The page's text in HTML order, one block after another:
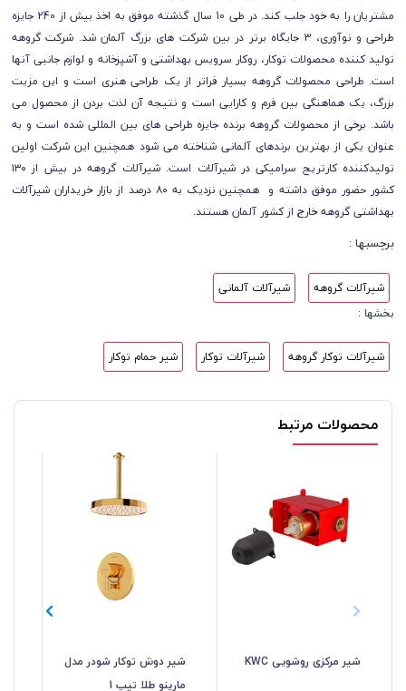
مشتریان را به خود جلب کند. در طی 10 سال گذشته موفق به اخذ بیش از 240 جایزه
طراحی و نوآوری، 3 جایگاه برتر در بین شرکت های بزرگ آلمان شد. شرکت گروهه
تولید کننده محصولات توکار، روکار سرویس بهداشتی و آشپزخانه و لوازم جانبی آنها
است. طراحی محصولات گروهه بسیار فراتر از یک طراحی هنری است و این مزیت
بزرگ، یک هماهنگی بین فرم و کارایی است و نتیجه آن لذت بردن از محصول می
باشد. برخی از محصولات گروهه برنده جایزه طراحی های بین المللی شده است و به
عنوان یکی از بهترین برندهای آلمانی شناخته می شود همچنین این شرکت اولین
تولیدکننده کارتریج سرامیکی در شیرآلات است. شیرآلات گروهه در بیش از ۱۳۰
کشور حضور موفق داشته و همچنین نزدیک به ۸۰ درصد از بازار خریداران شیرآلات
بهداشتی گروهه خارج از کشور آلمان هستند.
برچسبها :
شیرآلات گروهه
شیرآلات آلمانی
بخشها :
شیرآلات توکار گروهه شیرآلات توکار شیر حمام توکار
محصولات مرتبط
شیر مرکزی روشویی KWC
شیر دوش توکار شودر مدل
مارینو طلا تیپ 1